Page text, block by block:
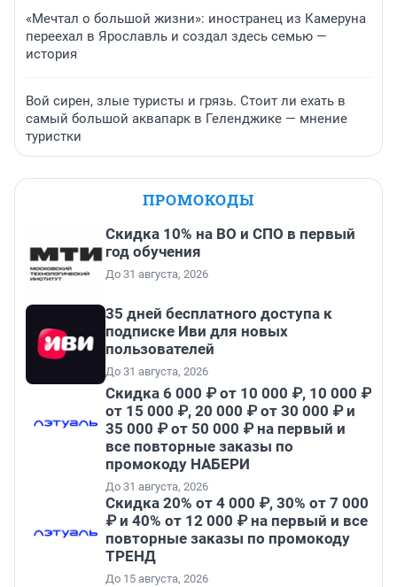
«Мечтал о большой жизни»: иностранец из Камеруна
переехал в Ярославль и создал здесь семью —
история
Вой сирен, злые туристы и грязь. Стоит ли ехать в
самый большой аквапарк в Геленджике — мнение
туристки
ПРОМОКОДЫ
Скидка 10% на ВО и СПО в первый
год обучения
До 31 августа, 2026
35 дней бесплатного доступа к
подписке Иви для новых
пользователей
До 31 августа, 2026
Скидка 6 000 ₽ от 10 000 ₽, 10 000 ₽
от 15 000 ₽, 20 000 ₽ от 30 000 ₽ и
35 000 ₽ от 50 000 ₽ на первый и
все повторные заказы по
промокоду НАБЕРИ
До 31 августа, 2026
Скидка 20% от 4 000 ₽, 30% от 7 000
₽ и 40% от 12 000 ₽ на первый и все
повторные заказы по промокоду
ТРЕНД
До 15 августа, 2026